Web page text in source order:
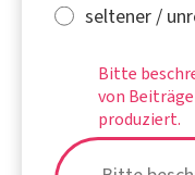
seltener /
Bitte
von
produziert.